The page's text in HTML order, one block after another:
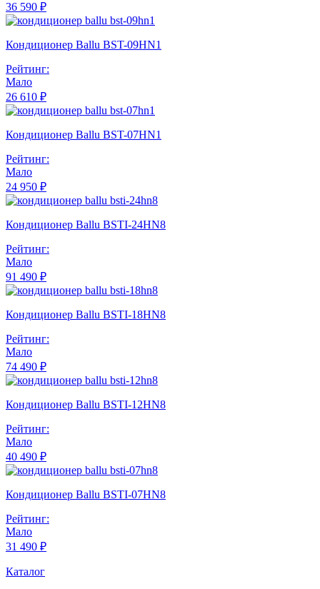
36 590 ₽
Кондиционер Ballu BST-09HN1
Рейтинг:
Мало
26 610 ₽
Кондиционер Ballu BST-07HN1
Рейтинг:
Мало
24 950 ₽
Кондиционер Ballu BSTI-24HN8
Рейтинг:
Мало
91 490 ₽
Кондиционер Ballu BSTI-18HN8
Рейтинг:
Мало
74 490 ₽
Кондиционер Ballu BSTI-12HN8
Рейтинг:
Мало
40 490 ₽
Кондиционер Ballu BSTI-07HN8
Рейтинг:
Мало
31 490 ₽
Каталог